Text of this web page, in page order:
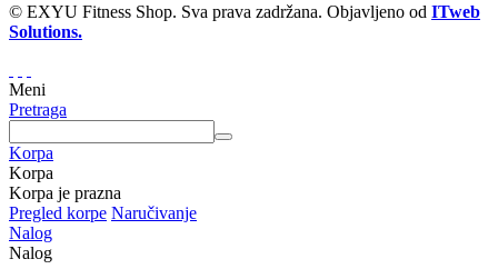
© EXYU Fitness Shop. Sva prava zadržana. Objavljeno od ITweb
Solutions.
Meni
Pretraga
Korpa
Korpa
Korpa je prazna
Pregled korpe Naručivanje
Nalog
Nalog